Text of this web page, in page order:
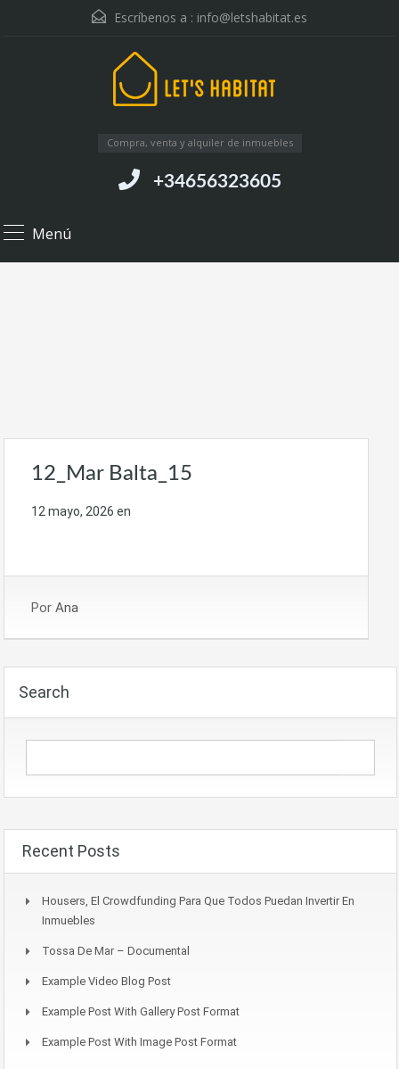
Escríbenos a : info@letshabitat.es
Compra, venta y alquiler de inmuebles
+34656323605
Menú
12_Mar Balta_15
12 mayo, 2026 en
Por Ana
Search
Recent Posts
Housers, El Crowdfunding Para Que Todos Puedan Invertir En
Inmuebles
Tossa De Mar – Documental
Example Video Blog Post
Example Post With Gallery Post Format
Example Post With Image Post Format